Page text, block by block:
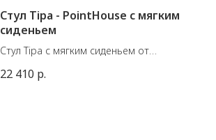
Стул Tipa - PointHouse с мягким
сиденьем
Стул Tipa с мягким сиденьем от
Pointhouse.
22 410 р.